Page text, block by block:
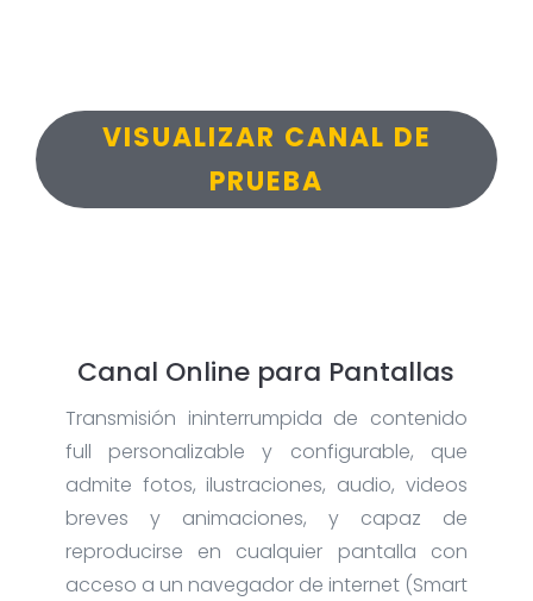
VISUALIZAR CANAL DE
PRUEBA
Canal Online para Pantallas
Transmisión ininterrumpida de contenido
full personalizable y configurable, que
admite fotos, ilustraciones, audio, videos
breves y animaciones, y capaz de
reproducirse en cualquier pantalla con
acceso a un navegador de internet (Smart